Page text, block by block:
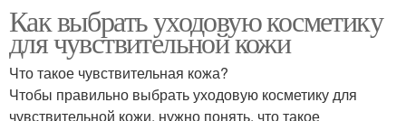
Как выбрать уходовую косметику
для чувствительной кожи
Что такое чувствительная кожа?
Чтобы правильно выбрать уходовую косметику для
чувствительной кожи, нужно понять, что такое